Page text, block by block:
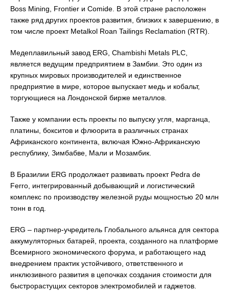
Boss Mining, Frontier и Comide. В этой стране расположен
также ряд других проектов развития, близких к завершению, в
том числе проект Metalkol Roan Tailings Reclamation (RTR).
Медеплавильный завод ERG, Chambishi Metals PLC,
является ведущим предприятием в Замбии. Это один из
крупных мировых производителей и единственное
предприятие в мире, которое выпускает медь и кобальт,
торгующиеся на Лондонской бирже металлов.
Также у компании есть проекты по выпуску угля, марганца,
платины, бокситов и флюорита в различных странах
Африканского континента, включая Южно-Африканскую
республику, Зимбабве, Мали и Мозамбик.
В Бразилии ERG продолжает развивать проект Pedra de
Ferro, интегрированный добывающий и логистический
комплекс по производству железной руды мощностью 20 млн
тонн в год.
ERG – партнер-учредитель Глобального альянса для сектора
аккумуляторных батарей, проекта, созданного на платформе
Всемирного экономического форума, и работающего над
внедрением практик устойчивого, ответственного и
инклюзивного развития в цепочках создания стоимости для
быстрорастущих секторов электромобилей и гаджетов.